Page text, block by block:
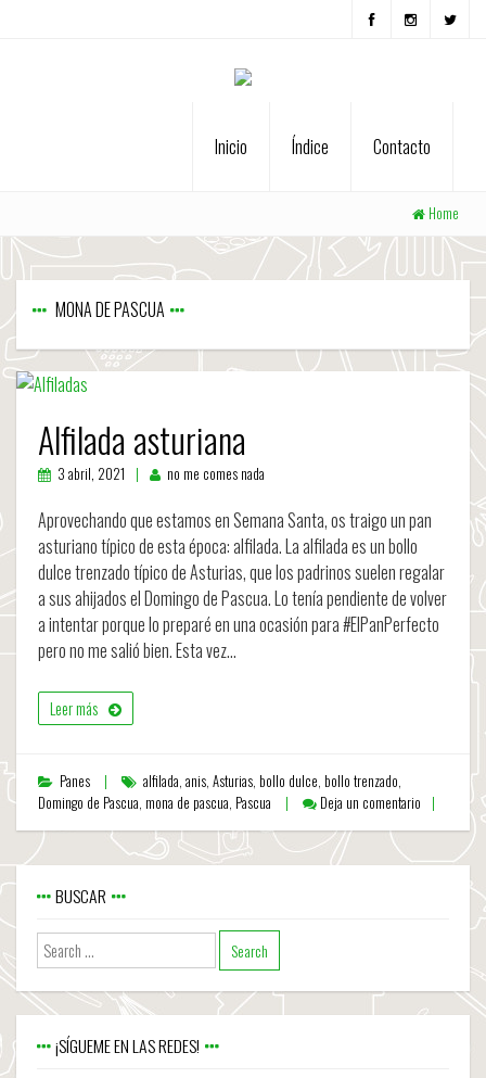
Inicio Índice Contacto
Home
MONA DE PASCUA
Alfilada asturiana
3 abril, 2021 no me comes nada
Aprovechando que estamos en Semana Santa, os traigo un pan
asturiano típico de esta época: alfilada. La alfilada es un bollo
dulce trenzado típico de Asturias, que los padrinos suelen regalar
a sus ahijados el Domingo de Pascua. Lo tenía pendiente de volver
a intentar porque lo preparé en una ocasión para #ElPanPerfecto
pero no me salió bien. Esta vez…
Leer más
Panes alfilada, anis, Asturias, bollo dulce, bollo trenzado,
Domingo de Pascua, mona de pascua, Pascua Deja un comentario
BUSCAR
¡SÍGUEME EN LAS REDES!